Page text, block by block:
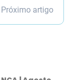
Próximo artigo